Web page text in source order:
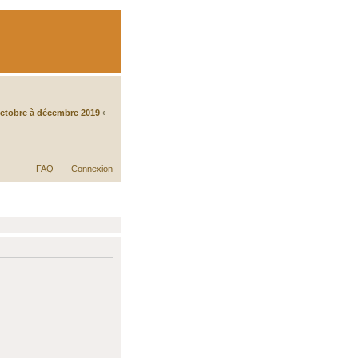
à décembre 2019 ‹
FAQ Connexion